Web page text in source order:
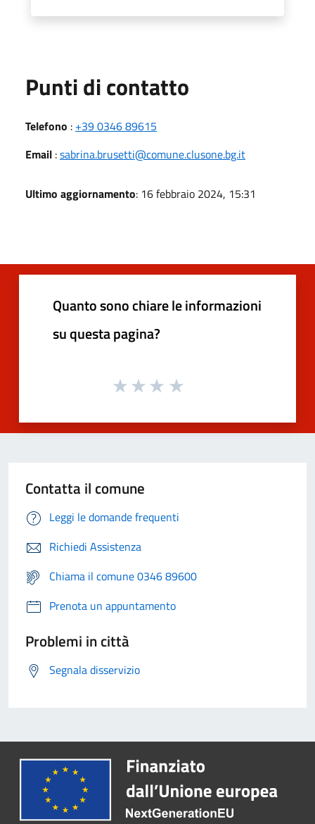
Punti di contatto
Telefono : +39 0346 89615
Email :sabrina.brusetti@comune.clusone.bg.it
Ultimo aggiornamento: 16 febbraio 2024, 15:31
Quanto sono chiare le informazioni
su questa pagina?
Contatta il comune
Leggi le domande frequenti
Richiedi Assistenza
Chiama il comune 0346 89600
Prenota un appuntamento
Problemi in città
Segnala disservizio